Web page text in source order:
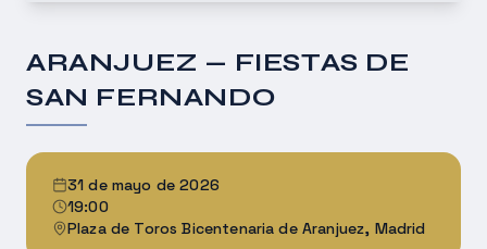
ARANJUEZ — FIESTAS DE
SAN FERNANDO
31 de mayo de 2026
19:00
Plaza de Toros Bicentenaria de Aranjuez, Madrid